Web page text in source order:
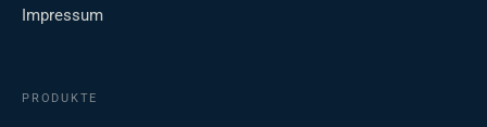
Impressum
PRODUKTE